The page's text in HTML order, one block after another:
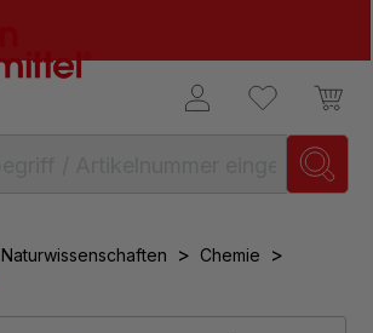
Naturwissenschaften > Chemie >